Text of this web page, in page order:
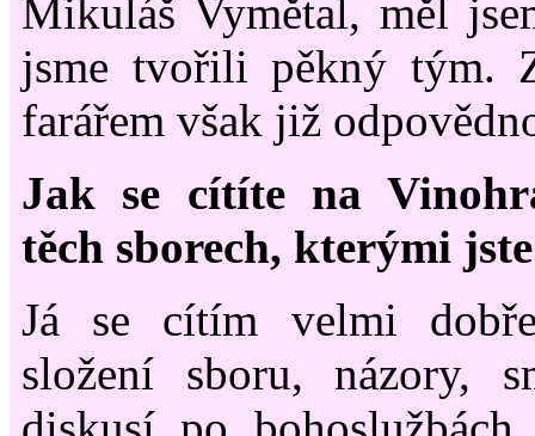
Mikuláš Vymětal, měl
jsme tvořili pěkný tým.
farářem však již
Jak se cítíte na
těch sborech, kterými
Já se cítím velmi
složení sboru, názory,